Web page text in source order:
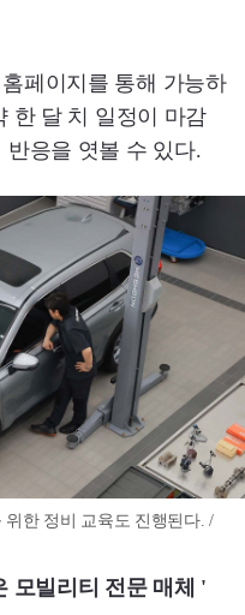
페이지를 통해 가능하
한 달 치 일정이 마감
반응을 엿볼 수 있다.
한 정비 교육도 진행된다. /
모빌리티 전문 매체 '